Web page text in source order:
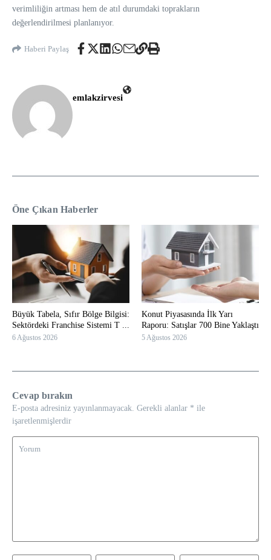
verimliliğin artması hem de atıl durumdaki toprakların
değerlendirilmesi planlanıyor.
Haberi Paylaş
emlakzirvesi
Öne Çıkan Haberler
Büyük Tabela, Sıfır Bölge Bilgisi:
Sektördeki Franchise Sistemi T ...
6 Ağustos 2026
Konut Piyasasında İlk Yarı
Raporu: Satışlar 700 Bine Yaklaştı
5 Ağustos 2026
Cevap bırakın
E-posta adresiniz yayınlanmayacak. Gerekli alanlar * ile
işaretlenmişlerdir